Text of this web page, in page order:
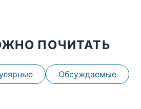
ПОЧИТАТЬ
Обсуждаемые